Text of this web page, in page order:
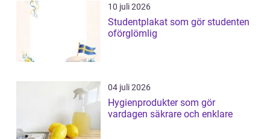
10 juli 2026
Studentplakat som gör studenten
oförglömlig
04 juli 2026
Hygienprodukter som gör
vardagen säkrare och enklare